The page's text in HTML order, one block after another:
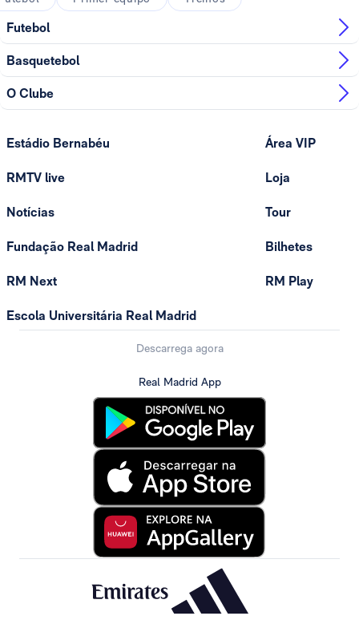
Futebol
Basquetebol
O Clube
Estádio Bernabéu
RMTV live
Notícias
Fundação Real Madrid
RM Next
Escola Universitária Real Madrid
Área VIP
Loja
Tour
Bilhetes
RM Play
Descarrega agora
Real Madrid App